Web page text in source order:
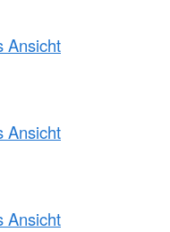
Ansicht
Ansicht
Ansicht